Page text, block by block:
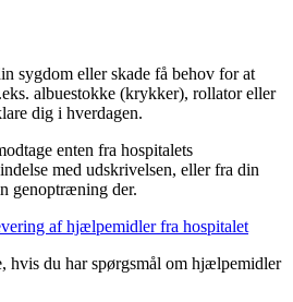
sygdom eller skade få behov for at
albuestokke (krykker), rollator eller
dig i hverdagen.
enten fra hospitalets
med udskrivelsen, eller fra din
genoptræning der.
af hjælpemidler fra hospitalet
hvis du har spørgsmål om hjælpemidler